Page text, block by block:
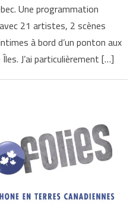
Une programmation
21 artistes, 2 scènes
à bord d’un ponton aux
J’ai particulièrement […]